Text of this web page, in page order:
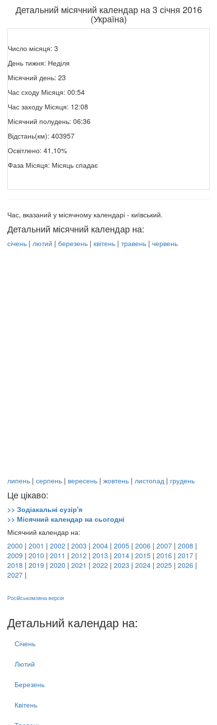
Детальний місячний календар на 3 січня 2016
(Україна)
Число місяця: 3
День тижня: Неділя
Місячний день: 23
Час сходу Місяця: 00:54
Час заходу Місяця: 12:08
Місячний полудень: 06:36
Відстань(км): 403957
Освітлено: 41,10%
Фаза Місяця: Місяць спадає
Час, вказаний у місячному календарі - київський.
Детальний місячний календар на:
січень | лютий | березень | квітень | травень | червень
липень | серпень | вересень | жовтень | листопад | грудень
Це цікаво:
>> Зодіакальні сузір'я
>> Місячний календар на сьогодні
Місячний календар на:
2000 | 2001 | 2002 | 2003 | 2004 | 2005 | 2006 | 2007 | 2008 |
2009 | 2010 | 2011 | 2012 | 2013 | 2014 | 2015 | 2016 | 2017 |
2018 | 2019 | 2020 | 2021 | 2022 | 2023 | 2024 | 2025 | 2026 |
2027 |
Російськомовна версія
Детальний календар на:
Січень
Лютий
Березень
Квітень